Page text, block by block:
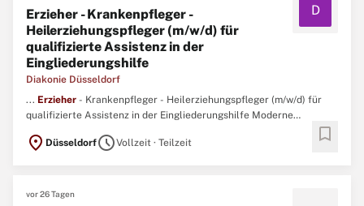
Erzieher - Krankenpfleger -
Heilerziehungspfleger (m/w/d) für
qualifizierte Assistenz in der
Eingliederungshilfe
Diakonie Düsseldorf
D
... Erzieher - Krankenpfleger - Heilerziehungspfleger (m/w/d) für
qualifizierte Assistenz in der Eingliederungshilfe Moderne
Erzieher-
Krankenpfleger - Heilerziehungspfleger (m/w/d) für qualifizierte
location_on DüsseldorfscheduleVollzeit · Teilzeit bookmark
vor 26 Tagen